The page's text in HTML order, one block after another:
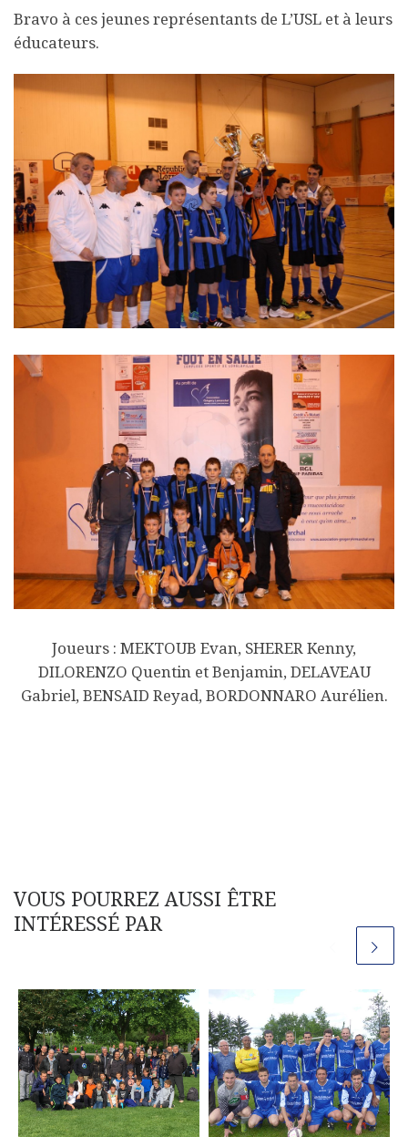
Bravo à ces jeunes représentants de L’USL et à leurs
éducateurs.
Joueurs : MEKTOUB Evan, SHERER Kenny,
DILORENZO Quentin et Benjamin, DELAVEAU
Gabriel, BENSAID Reyad, BORDONNARO Aurélien.
VOUS POURREZ AUSSI ÊTRE
INTÉRESSÉ PAR